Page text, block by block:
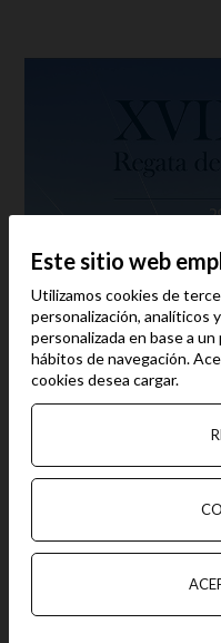
Este sitio web
Utilizamos cookies de
personalización, analíticos
personalizada en base a
hábitos de navegación.
cookies desea cargar.